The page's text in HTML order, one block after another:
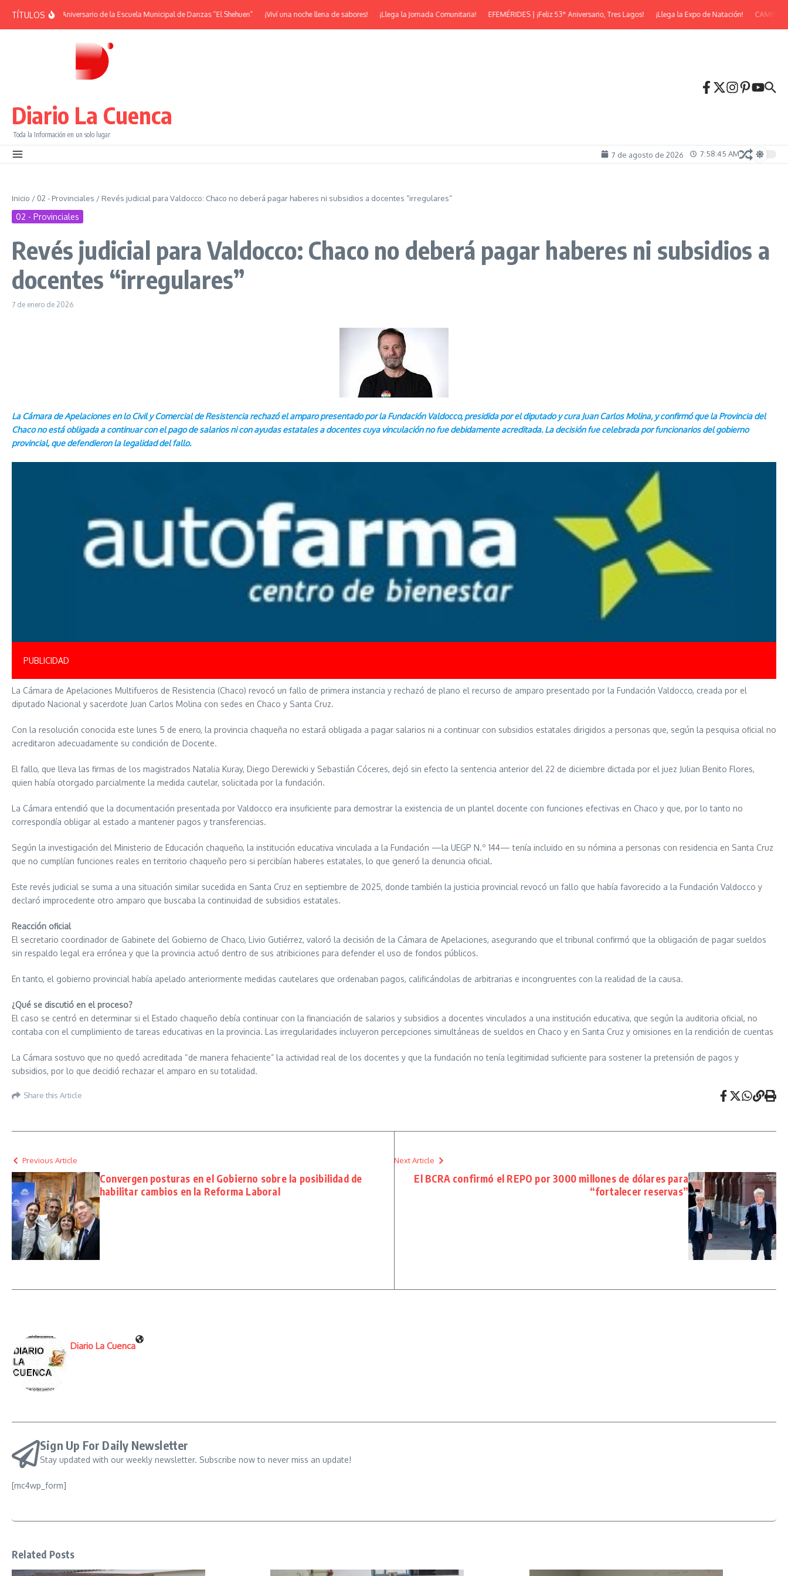
TÍTULOS| 38° Aniversario de la Escuela Municipal de Danzas “El Shehuen” ¡Viví una noche llena de sabores! ¡Llega la Jornada Comunitaria! EFEMÉRIDES | ¡Feliz 53° Aniversario, Tres Lagos! ¡Llega la Expo de Natación! CAMINATA
Diario La Cuenca
Toda la Información en un solo lugar
7 de agosto de 2026 7:58:46 AM
Inicio / 02 - Provinciales / Revés judicial para Valdocco: Chaco no deberá pagar haberes ni subsidios a docentes “irregulares”
02 - Provinciales
Revés judicial para Valdocco: Chaco no deberá pagar haberes ni subsidios a
docentes “irregulares”
7 de enero de 2026
La Cámara de Apelaciones en lo Civil y Comercial de Resistencia rechazó el amparo presentado por la Fundación Valdocco, presidida por el diputado y cura Juan Carlos Molina, y confirmó que la Provincia del
Chaco no está obligada a continuar con el pago de salarios ni con ayudas estatales a docentes cuya vinculación no fue debidamente acreditada. La decisión fue celebrada por funcionarios del gobierno
provincial, que defendieron la legalidad del fallo.
PUBLICIDAD
La Cámara de Apelaciones Multifueros de Resistencia (Chaco) revocó un fallo de primera instancia y rechazó de plano el recurso de amparo presentado por la Fundación Valdocco, creada por el
diputado Nacional y sacerdote Juan Carlos Molina con sedes en Chaco y Santa Cruz.
Con la resolución conocida este lunes 5 de enero, la provincia chaqueña no estará obligada a pagar salarios ni a continuar con subsidios estatales dirigidos a personas que, según la pesquisa oficial no
acreditaron adecuadamente su condición de Docente.
El fallo, que lleva las firmas de los magistrados Natalia Kuray, Diego Derewicki y Sebastián Cóceres, dejó sin efecto la sentencia anterior del 22 de diciembre dictada por el juez Julian Benito Flores,
quien había otorgado parcialmente la medida cautelar, solicitada por la fundación.
La Cámara entendió que la documentación presentada por Valdocco era insuficiente para demostrar la existencia de un plantel docente con funciones efectivas en Chaco y que, por lo tanto no
correspondía obligar al estado a mantener pagos y transferencias.
Según la investigación del Ministerio de Educación chaqueño, la institución educativa vinculada a la Fundación —la UEGP N.º 144— tenía incluido en su nómina a personas con residencia en Santa Cruz
que no cumplían funciones reales en territorio chaqueño pero si percibían haberes estatales, lo que generó la denuncia oficial.
Este revés judicial se suma a una situación similar sucedida en Santa Cruz en septiembre de 2025, donde también la justicia provincial revocó un fallo que había favorecido a la Fundación Valdocco y
declaró improcedente otro amparo que buscaba la continuidad de subsidios estatales.
Reacción oficial
El secretario coordinador de Gabinete del Gobierno de Chaco, Livio Gutiérrez, valoró la decisión de la Cámara de Apelaciones, asegurando que el tribunal confirmó que la obligación de pagar sueldos
sin respaldo legal era errónea y que la provincia actuó dentro de sus atribiciones para defender el uso de fondos públicos.
En tanto, el gobierno provincial había apelado anteriormente medidas cautelares que ordenaban pagos, calificándolas de arbitrarias e incongruentes con la realidad de la causa.
¿Qué se discutió en el proceso?
El caso se centró en determinar si el Estado chaqueño debía continuar con la financiación de salarios y subsidios a docentes vinculados a una institución educativa, que según la auditoria oficial, no
contaba con el cumplimiento de tareas educativas en la provincia. Las irregularidades incluyeron percepciones simultáneas de sueldos en Chaco y en Santa Cruz y omisiones en la rendición de cuentas
La Cámara sostuvo que no quedó acreditada “de manera fehaciente” la actividad real de los docentes y que la fundación no tenía legitimidad suficiente para sostener la pretensión de pagos y
subsidios, por lo que decidió rechazar el amparo en su totalidad.
Share this Article
Previous Article
Convergen posturas en el Gobierno sobre la posibilidad de
habilitar cambios en la Reforma Laboral
Next Article
El BCRA confirmó el REPO por 3000 millones de dólares para
“fortalecer reservas”
Diario La Cuenca
Sign Up For Daily Newsletter
Stay updated with our weekly newsletter. Subscribe now to never miss an update!
[mc4wp_form]
Related Posts